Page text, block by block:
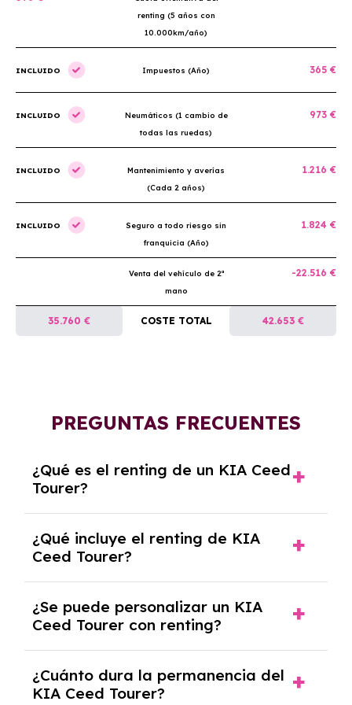
renting (5 años con
10.000km/año)
INCLUIDO Impuestos (Año) 365 €
INCLUIDO
Neumáticos (1 cambio de
todas las ruedas)
973 €
INCLUIDO
Mantenimiento y averías
(Cada 2 años)
1.216 €
INCLUIDO
Seguro a todo riesgo sin
franquicia (Año)
1.824 €
Venta del vehículo de 2ª
mano
-22.516 €
35.760 € COSTE TOTAL 42.653 €
PREGUNTAS FRECUENTES
¿Qué es el renting de un KIA Ceed
Tourer?
contrato de alquiler a largo plazo en el que
pagas una cuota mensual fija por el uso del
coche durante un periodo determinado,
generalmente entre 2 y 5 años.
¿Qué incluye el renting de KIA
Ceed Tourer?
seguro a todo riesgo, mantenimiento,
reparaciones, impuestos, asistencia en
carretera y gestión de la documentación.
¿Se puede personalizar un KIA
Ceed Tourer con renting?
opciones y equipamiento adicional, siempre y
cuando lo pactes con la empresa de renting.
¿Cuánto dura la permanencia del
KIA Ceed Tourer?